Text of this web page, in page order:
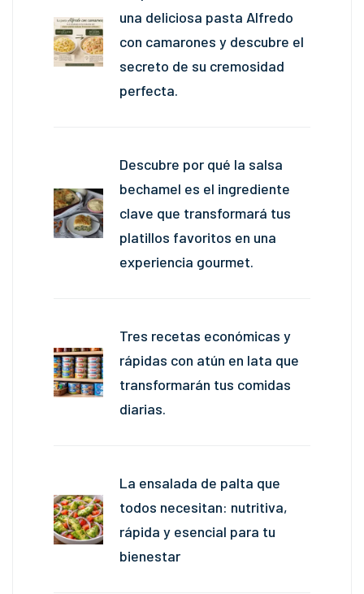
una deliciosa pasta Alfredo
con camarones y descubre el
secreto de su cremosidad
perfecta.
Descubre por qué la salsa
bechamel es el ingrediente
clave que transformará tus
platillos favoritos en una
experiencia gourmet.
Tres recetas económicas y
rápidas con atún en lata que
transformarán tus comidas
diarias.
La ensalada de palta que
todos necesitan: nutritiva,
rápida y esencial para tu
bienestar